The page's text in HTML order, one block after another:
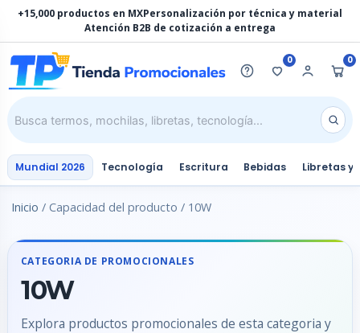
contenido
+15,000 productos en MXPersonalización por técnica y material
Atención B2B de cotización a entrega
0 0
Mundial 2026 Tecnología Escritura Bebidas Libretas y
Inicio / Capacidad del producto / 10W
CATEGORIA DE PROMOCIONALES
10W
Explora productos promocionales de esta categoria y